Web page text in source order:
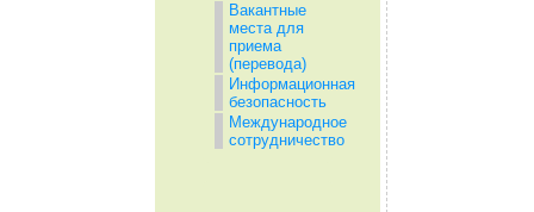
Вакантные
места для
приема
(перевода)
Информационная
безопасность
Международное
сотрудничество